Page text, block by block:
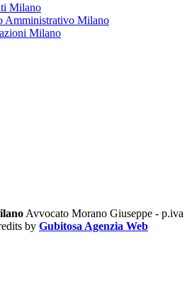
Milano
Amministrativo Milano
Milano
Avvocato Morano Giuseppe - p.iva
by Gubitosa Agenzia Web